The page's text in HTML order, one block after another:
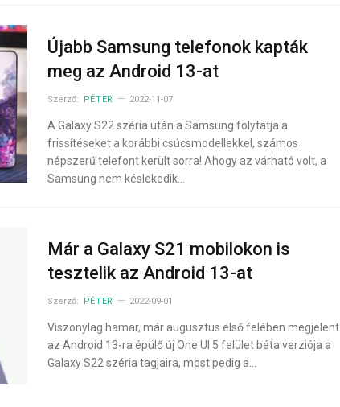
Újabb Samsung telefonok kapták
meg az Android 13-at
Szerző: PÉTER 2022-11-07
A Galaxy S22 széria után a Samsung folytatja a
frissítéseket a korábbi csúcsmodellekkel, számos
népszerű telefont került sorra! Ahogy az várható volt, a
Samsung nem késlekedik…
Már a Galaxy S21 mobilokon is
tesztelik az Android 13-at
Szerző: PÉTER 2022-09-01
Viszonylag hamar, már augusztus első felében megjelent
az Android 13-ra épülő új One UI 5 felület béta verziója a
Galaxy S22 széria tagjaira, most pedig a…